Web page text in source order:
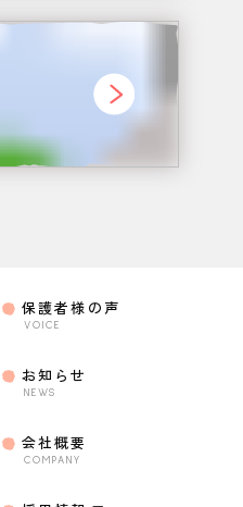
保護者様の声
VOICE
お知らせ
NEWS
会社概要
COMPANY